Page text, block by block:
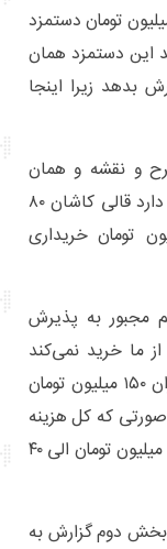
مثلاً در کاشان حداقل ماهی ۲۰ میلیون تومان دستمزد
که می‌تواند با ۶۰ درصد این دستمزد همان
بدهد زیرا اینجا
و نقشه و همان
کیفیتی که در کاشان تولید می‌شود دو نرخ دارد قالی کاشان ۸۰
و قالی تولیدی ما ۳۰ میلیون تومان خریداری
مجبور به پذیرش
ما خرید نمی‌کند
مشکل اما اینجا است که همین قالی در تهران ۱۵۰ میلیون تومان
که کل هزینه
بافت این فرش برای ما در استان سمنان ۳۰ میلیون تومان الی ۴۰
دوم گزارش به